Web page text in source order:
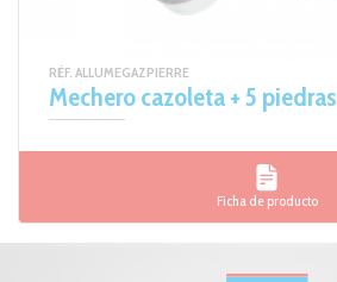
RÉF. ALLUMEGAZPIERRE
Mechero cazoleta + 5 piedras
Ficha de producto